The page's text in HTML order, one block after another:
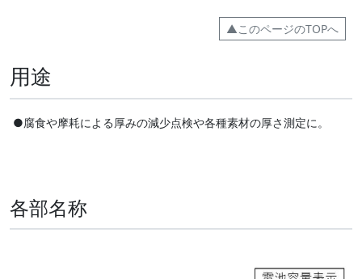
▲このページのTOPへ
用途
●腐食や摩耗による厚みの減少点検や各種素材の厚さ測定に。
各部名称